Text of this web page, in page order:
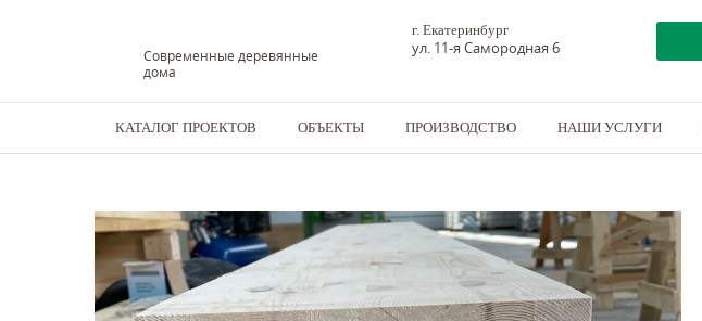
Современные деревянные
дома
г. Екатеринбург
ул. 11-я Самородная 6
КАТАЛОГ ПРОЕКТОВ ОБЪЕКТЫ ПРОИЗВОДСТВО НАШИ УСЛУГИ